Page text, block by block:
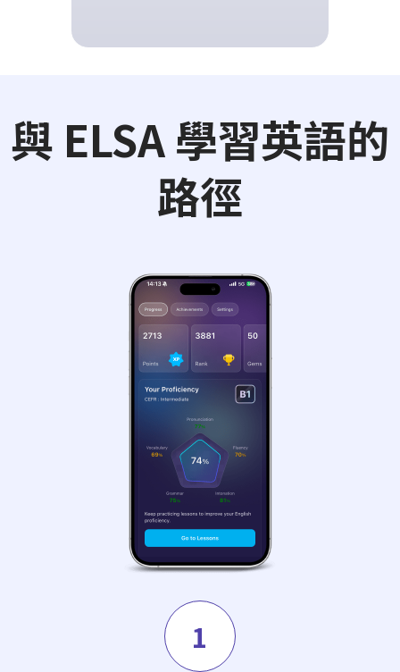
與 ELSA 學習英語的
路徑
1